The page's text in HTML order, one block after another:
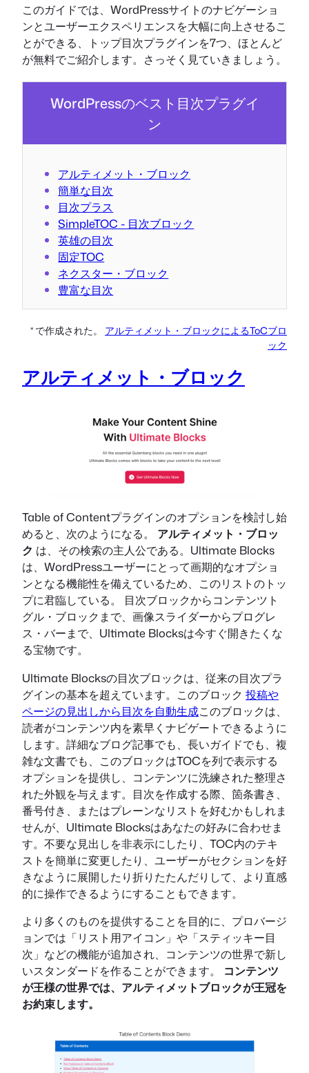
このガイドでは、WordPressサイトのナビゲーショ
ンとユーザーエクスペリエンスを大幅に向上させるこ
とができる、トップ目次プラグインを7つ、ほとんど
が無料でご紹介します。さっそく見ていきましょう。
WordPressのベスト目次プラグイ
ン
アルティメット・ブロック
簡単な目次
目次プラス
SimpleTOC - 目次ブロック
英雄の目次
固定TOC
ネクスター・ブロック
豊富な目次
* で作成された。 アルティメット・ブロックによるToCブロ
ック
アルティメット・ブロック
Table of Contentプラグインのオプションを検討し始
めると、次のようになる。 アルティメット・ブロッ
ク は、その検索の主人公である。Ultimate Blocks
は、WordPressユーザーにとって画期的なオプショ
ンとなる機能性を備えているため、このリストのトッ
プに君臨している。 目次ブロックからコンテンツト
グル・ブロックまで、画像スライダーからプログレ
ス・バーまで、Ultimate Blocksは今すぐ開きたくな
る宝物です。
Ultimate Blocksの目次ブロックは、従来の目次プラ
グインの基本を超えています。このブロック 投稿や
ページの見出しから目次を自動生成このブロックは、
読者がコンテンツ内を素早くナビゲートできるように
します。詳細なブログ記事でも、長いガイドでも、複
雑な文書でも、このブロックはTOCを列で表示する
オプションを提供し、コンテンツに洗練された整理さ
れた外観を与えます。目次を作成する際、箇条書き、
番号付き、またはプレーンなリストを好むかもしれま
せんが、Ultimate Blocksはあなたの好みに合わせま
す。不要な見出しを非表示にしたり、TOC内のテキ
ストを簡単に変更したり、ユーザーがセクションを好
きなように展開したり折りたたんだりして、より直感
的に操作できるようにすることもできます。
より多くのものを提供することを目的に、プロバージ
ョンでは「リスト用アイコン」や「スティッキー目
次」などの機能が追加され、コンテンツの世界で新し
いスタンダードを作ることができます。 コンテンツ
が王様の世界では、アルティメットブロックが王冠を
お約束します。